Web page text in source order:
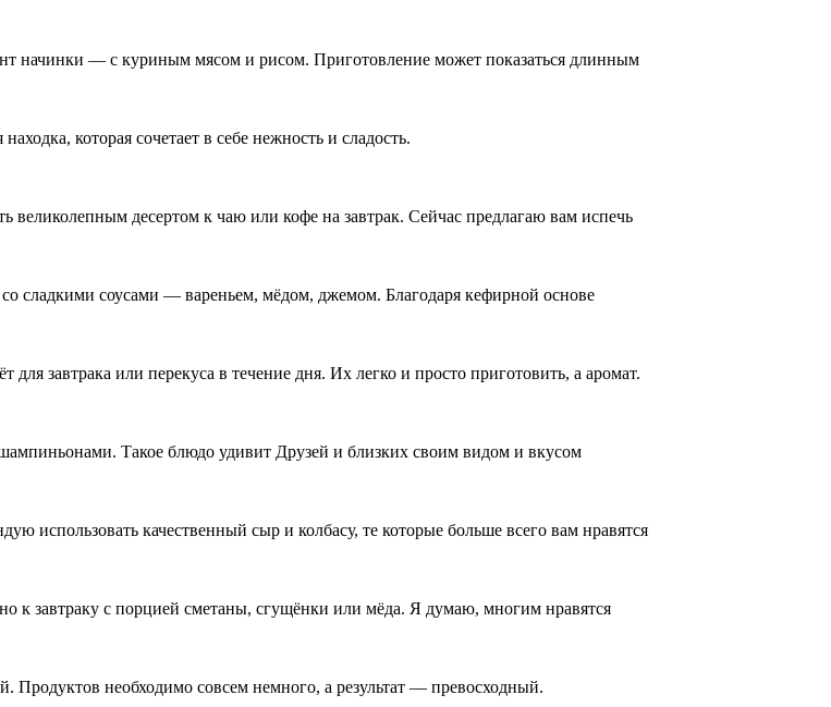
начинки — с куриным мясом и рисом. Приготовление может показаться длинным
которая сочетает в себе нежность и сладость.
десертом к чаю или кофе на завтрак. Сейчас предлагаю вам испечь
сладкими соусами — вареньем, мёдом, джемом. Благодаря кефирной основе
завтрака или перекуса в течение дня. Их легко и просто приготовить, а аромат.
Такое блюдо удивит Друзей и близких своим видом и вкусом
использовать качественный сыр и колбасу, те которые больше всего вам нравятся
завтраку с порцией сметаны, сгущёнки или мёда. Я думаю, многим нравятся
Продуктов необходимо совсем немного, а результат — превосходный.